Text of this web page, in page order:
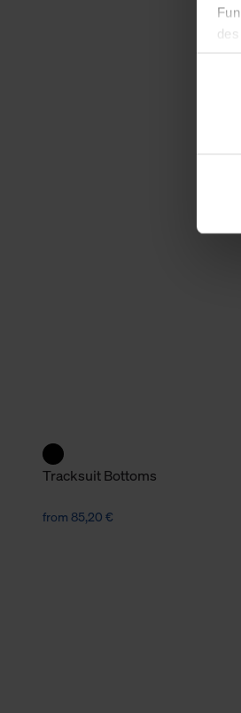
Tracksuit Bottoms
from 85,20 €